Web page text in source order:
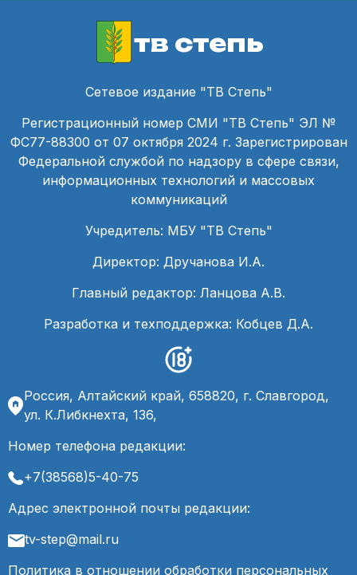
тв степь
Сетевое издание "ТВ Степь"
Регистрационный номер СМИ "ТВ Степь" ЭЛ №
ФС77-88300 от 07 октября 2024 г. Зарегистрирован
Федеральной службой по надзору в сфере связи,
информационных технологий и массовых
коммуникаций
Учредитель: МБУ "ТВ Степь"
Директор: Дручанова И.А.
Главный редактор: Ланцова А.В.
Разработка и техподдержка: Кобцев Д.А.
Россия, Алтайский край, 658820, г. Славгород,
ул. К.Либкнехта, 136,
Номер телефона редакции:
+7(38568)5-40-75
Адрес электронной почты редакции:
tv-step@mail.ru
Политика в отношении обработки персональных